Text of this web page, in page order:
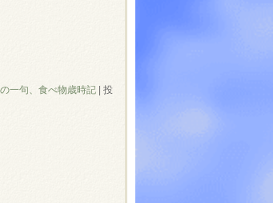
一句、食べ物歳時記
投